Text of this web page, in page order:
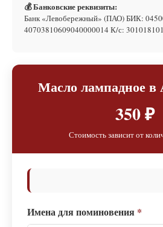
💰 Банковские реквизиты:
Банк «Левобережный» (ПАО) БИК:
40703810609040000014 К/с:
Масло лампадное в
350 ₽
Стоимость зависит от
Имена для поминовения *